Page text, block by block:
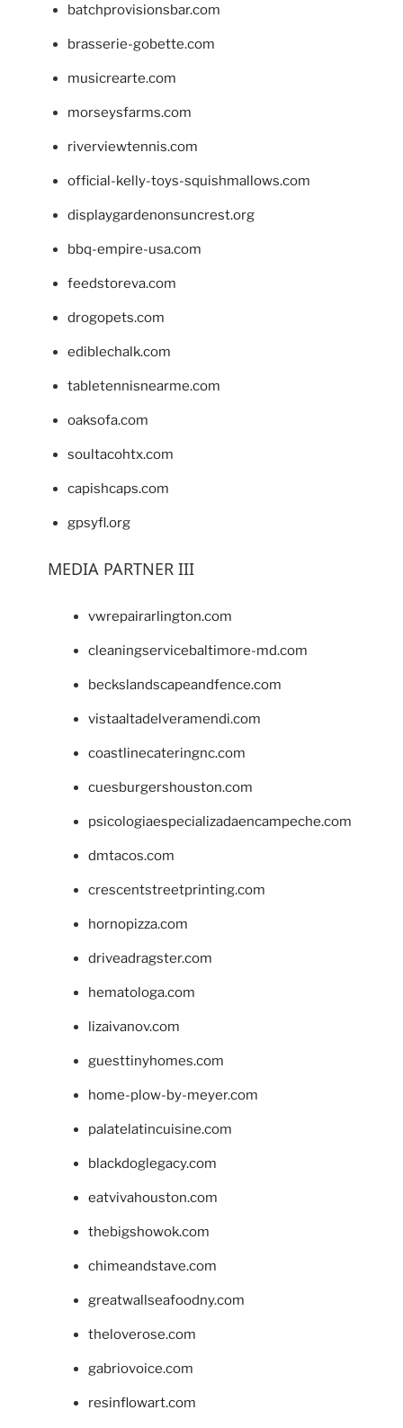
batchprovisionsbar.com
brasserie-gobette.com
musicrearte.com
morseysfarms.com
riverviewtennis.com
official-kelly-toys-squishmallows.com
displaygardenonsuncrest.org
bbq-empire-usa.com
feedstoreva.com
drogopets.com
ediblechalk.com
tabletennisnearme.com
oaksofa.com
soultacohtx.com
capishcaps.com
gpsyfl.org
MEDIA PARTNER III
vwrepairarlington.com
cleaningservicebaltimore-md.com
beckslandscapeandfence.com
vistaaltadelveramendi.com
coastlinecateringnc.com
cuesburgershouston.com
psicologiaespecializadaencampeche.com
dmtacos.com
crescentstreetprinting.com
hornopizza.com
driveadragster.com
hematologa.com
lizaivanov.com
guesttinyhomes.com
home-plow-by-meyer.com
palatelatincuisine.com
blackdoglegacy.com
eatvivahouston.com
thebigshowok.com
chimeandstave.com
greatwallseafoodny.com
theloverose.com
gabriovoice.com
resinflowart.com